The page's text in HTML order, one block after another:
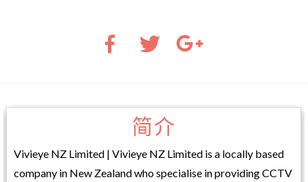
简介
Vivieye NZ Limited | Vivieye NZ Limited is a locally based
company in New Zealand who specialise in providing CCTV